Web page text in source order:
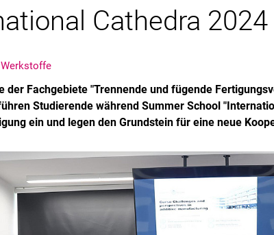
Cathedra
der Fachgebiete "Trennende und fügende
Studierende während Summer School
ein und legen den Grundstein für eine neue